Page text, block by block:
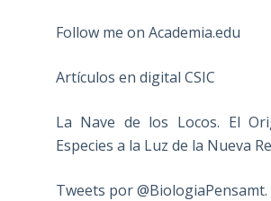
Follow me on Academia.edu
Artículos en digital CSIC
La Nave de los Locos. El
Especies a la Luz de la Nueva
Tweets por @BiologiaPensamt.